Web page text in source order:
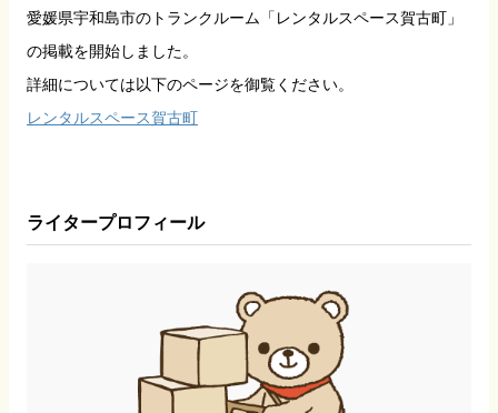
愛媛県宇和島市のトランクルーム「レンタルスペース賀古町」
の掲載を開始しました。
詳細については以下のページを御覧ください。
レンタルスペース賀古町
ライタープロフィール